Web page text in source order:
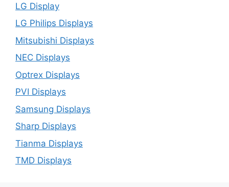
LG Display
LG Philips Displays
Mitsubishi Displays
NEC Displays
Optrex Displays
PVI Displays
Samsung Displays
Sharp Displays
Tianma Displays
TMD Displays